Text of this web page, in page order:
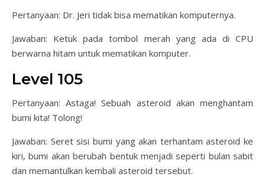
Pertanyaan: Dr. Jeri tidak bisa mematikan komputernya.
Jawaban: Ketuk pada tombol merah yang ada di CPU
berwarna hitam untuk mematikan komputer.
Level 105
Pertanyaan: Astaga! Sebuah asteroid akan menghantam
bumi kita! Tolong!
Jawaban: Seret sisi bumi yang akan terhantam asteroid ke
kiri, bumi akan berubah bentuk menjadi seperti bulan sabit
dan memantulkan kembali asteroid tersebut.